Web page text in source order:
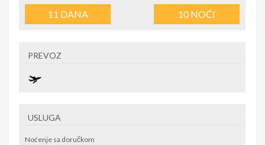
11 DANA 10NOĆI
PREVOZ
USLUGA
Noćenje sa doručkom